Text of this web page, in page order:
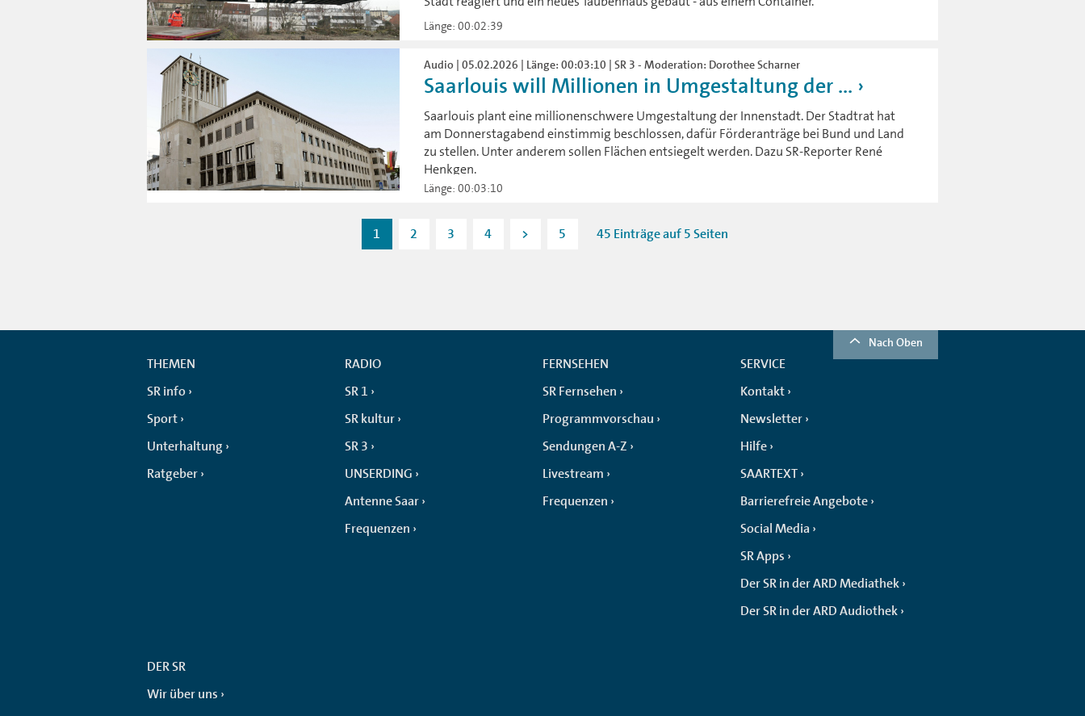
Länge: 00:02:39
Audio | 05.02.2026 | Länge: 00:03:10 | SR 3 - Moderation: Dorothee Scharner
Saarlouis will Millionen in Umgestaltung der ...
Saarlouis plant eine millionenschwere Umgestaltung der Innenstadt. Der Stadtrat hat
am Donnerstagabend einstimmig beschlossen, dafür Förderanträge bei Bund und Land
zu stellen. Unter anderem sollen Flächen entsiegelt werden. Dazu SR-Reporter René
Henkgen.
Länge: 00:03:10
1 2 3 4 > 5 45 Einträge auf 5 Seiten
Nach Oben
THEMEN
SR info
Sport
Unterhaltung
Ratgeber
RADIO
SR 1
SR kultur
SR 3
UNSERDING
Antenne Saar
Frequenzen
FERNSEHEN
SR Fernsehen
Programmvorschau
Sendungen A-Z
Livestream
Frequenzen
SERVICE
Kontakt
Newsletter
Hilfe
SAARTEXT
Barrierefreie Angebote
Social Media
SR Apps
Der SR in der ARD Mediathek
Der SR in der ARD Audiothek
DER SR
Wir über uns